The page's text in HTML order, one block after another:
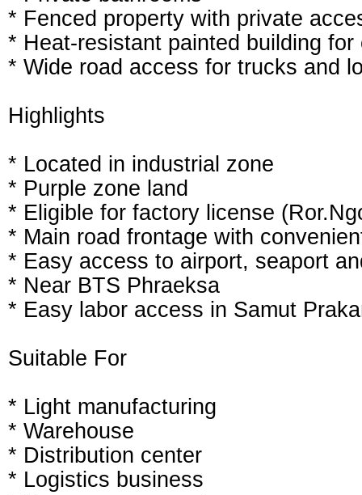
* Fenced property with private
* Heat-resistant painted building for
* Wide road access for trucks and
Highlights
* Located in industrial zone
* Purple zone land
* Eligible for factory license
* Main road frontage with
* Easy access to airport, seaport
* Near BTS Phraeksa
* Easy labor access in Samut
Suitable For
* Light manufacturing
* Warehouse
* Distribution center
* Logistics business